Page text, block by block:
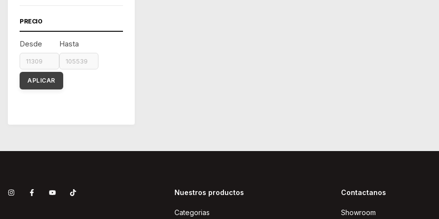
PRECIO
Desde Hasta
APLICAR
Nuestros productos
Categorias
Contactanos
Showroom